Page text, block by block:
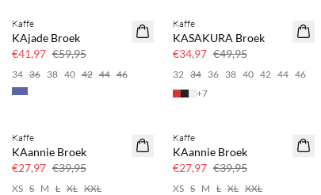
SAVE20
30% korting
Kaffe
KAjade Broek
€41,97 €59,95
34 36 38 40 42 44 46
SAVE20
Kaffe
KASAKURA Broek
€34,97 €49,95
32 34 36 38 40 42 44 46
+7
SAVE20
Kaffe
KAannie Broek
€27,97 €39,95
XS S M L XL XXL
SAVE20
Kaffe
KAannie Broek
€27,97 €39,95
XS S M L XL XXL